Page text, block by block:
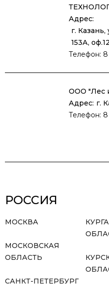
Адрес:
г. Казань,
153А,
Телефон: 8
ООО "Лес
Адрес: г.
Телефон:
РОССИЯ
МОСКВА
МОСКОВСКАЯ
ОБЛАСТЬ
САНКТ-ПЕТЕРБУРГ